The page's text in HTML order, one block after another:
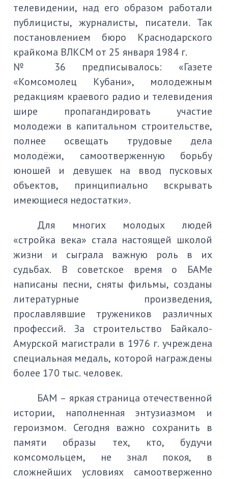
телевидении, над его образом работали
публицисты, журналисты, писатели. Так
постановлением бюро Краснодарского
крайкома ВЛКСМ от 25 января 1984 г.
№ 36 предписывалось: «Газете
«Комсомолец Кубани», молодежным
редакциям краевого радио и телевидения
шире пропагандировать участие
молодежи в капитальном строительстве,
полнее освещать трудовые дела
молодёжи, самоотверженную борьбу
юношей и девушек на ввод пусковых
объектов, принципиально вскрывать
имеющиеся недостатки».
Для многих молодых людей
«стройка века» стала настоящей школой
жизни и сыграла важную роль в их
судьбах. В советское время о БАМе
написаны песни, сняты фильмы, созданы
литературные произведения,
прославлявшие тружеников различных
профессий. За строительство Байкало-
Амурской магистрали в 1976 г. учреждена
специальная медаль, которой награждены
более 170 тыс. человек.
БАМ – яркая страница отечественной
истории, наполненная энтузиазмом и
героизмом. Сегодня важно сохранить в
памяти образы тех, кто, будучи
комсомольцем, не знал покоя, в
сложнейших условиях самоотверженно